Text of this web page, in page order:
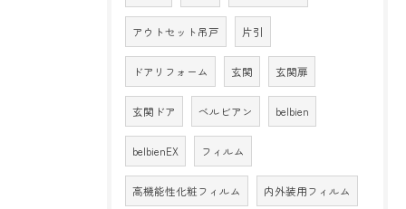
アウトセット吊戸 片引
ドアリフォーム 玄関 玄関扉
玄関ドア ベルビアン belbien
belbienEX フィルム
高機能性化粧フィルム 内外装用フィルム